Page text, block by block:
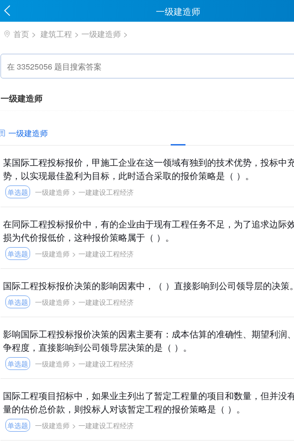
一级建造师
首页 建筑工程 一级建造师
一级建造师
一级建造师
某国际工程投标报价，甲施工企业在这一领域有独到的技术优势，投标中
势，以实现最佳盈利为目标，此时适合采取的报价策略是（ ）。
单选题 一级建造师 > 一建建设工程经济
在同际工程投标报价中，有的企业由于现有工程任务不足，为了追求边际
损为代价报低价，这种报价策略属于（ ）。
单选题 一级建造师 > 一建建设工程经济
国际工程投标报价决策的影响因素中，（ ）直接影响到公司领导层的决策。
单选题 一级建造师 > 一建建设工程经济
影响国际工程投标报价决策的因素主要有：成本估算的准确性、期望利润
争程度，直接影响到公司领导层决策的是（ ）。
单选题 一级建造师 > 一建建设工程经济
国际工程项目招标中，如果业主列出了暂定工程量的项目和数量，但并没
量的估价总价款，则投标人对该暂定工程的报价策略是（ ）。
单选题 一级建造师 > 一建建设工程经济